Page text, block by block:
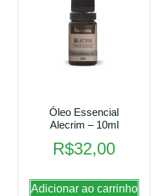
Óleo Essencial
Alecrim – 10ml
R$32,00
Adicionar ao carrinho